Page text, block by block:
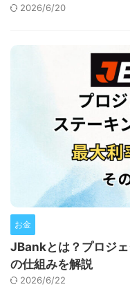
2026/6/20
お金
JBankとは？プロジ
の仕組みを解説
2026/6/22